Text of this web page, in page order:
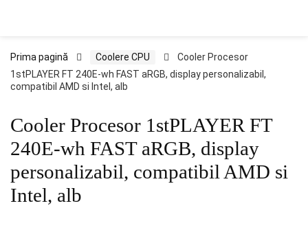
Prima pagină Coolere CPU
Cooler Procesor
1stPLAYER FT 240E-wh FAST aRGB, display personalizabil,
compatibil AMD si Intel, alb
Cooler Procesor 1stPLAYER FT
240E-wh FAST aRGB, display
personalizabil, compatibil AMD si
Intel, alb